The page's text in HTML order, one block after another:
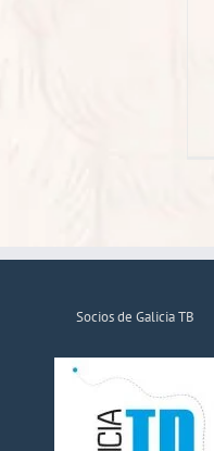
Socios de Galicia TB